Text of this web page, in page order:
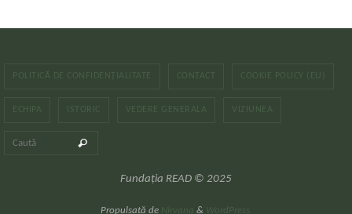
POLITICĂ DE CONFIDENȚIALITATE CONTACT COOKIE POLICY (EU)
ECHIPA ISTORIC VEDERE GENERALA VIZIUNEA
Caută
Fundația READ © 2025
Propulsată de Nirvana & WordPress.